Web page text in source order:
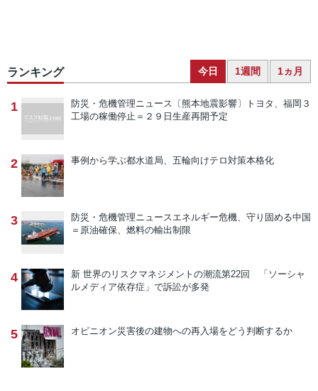
ランキング 今日 1週間 1ヵ月
1 防災・危機管理ニュース 〔熊本地震影響〕トヨタ、福岡３
工場の稼働停止＝２９日生産再開予定
2 事例から学ぶ都水道局、五輪向けテロ対策本格化
3 防災・危機管理ニュースエネルギー危機、守り固める中国
＝原油確保、燃料の輸出制限
4 新 世界のリスクマネジメントの潮流第22回 「ソーシャ
ルメディア依存症」で訴訟が多発
5 オピニオン災害後の建物への再入場をどう判断するか